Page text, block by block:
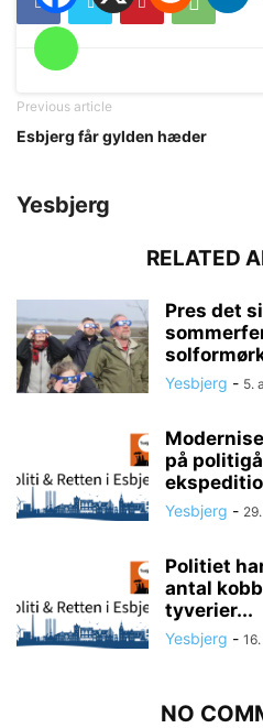
Previous article
Esbjerg får gylden hæder
Yesbjerg
RELATED
Pres det
Yesbjerg - 5.
på
Yesbjerg -
Politiet
antal
tyverier...
Yesbjerg -
NO